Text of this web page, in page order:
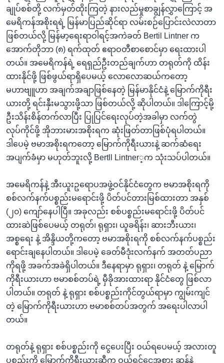
ချုပ်စစ်တို့ လက်မှတ်ထိုးကြတဲ့ နားလည်မှုစာချွန်လွှာကြောင့် အ
မေရိကန်အစိုးရရဲ့ မြန်မာပြည်ဆိုင်ရာ လမ်းစဉ်ပြောင်းလဲလာတာ
ဖြစ်တယ်လို့ မြန်မာ့ရေးရာဝါရင့်အကဲခတ် Bertil Lintner က
အောက်တိုဘာ (၈) ရက်ထုတ် ဧရာဝတီစာစောင်မှာ ရေးထားပါ
တယ်။ အမေရိကန်ရဲ့ ရေရှည်ဦးတည်ချက်ဟာ တရုတ်ကို ထိန်း
ထားနိုင်ဖို့ ဖြစ်ဖွယ်ရာရှိပေမယ့် လောလောဆယ်ကတော့
မဟာဗျူဟာ အချက်အချာဖြစ်နေတဲ့ မြန်မာနိုင်ငံနဲ့ မြောက်ကိုရီး
ယားတို့ ရင်းနှီးမသွားဖို့သာ ဖြစ်တယ်လို့ ဆိုပါတယ်။ ဒါကြောင့်မို့
ဦးသိန်းစိန်တက်လာပြီး ပြုပြင်ရေးလုပ်တဲ့အခါမှာ လက်တွဲ
လုပ်ကိုင်ဖို့ အိုဘားမားအစိုးရက ဆုံးဖြတ်တာဖြစ်ပုံရပါတယ်။
ဒါပေမဲ့ ဗမာအစိုးရကတော့ မြောက်ကိုရီးယားနဲ့ ဆက်ဆံရေး
အပျက်ခံမှာ မဟုတ်ဘူးလို့ Bertll Lintner့က သုံးသပ်ပါတယ်။
အမေရိကန်နဲ့ အီးယူးဥရောပအဖွဲ့ဝင်နိုင်ငံတွေက ဗမာအစိုးရကို
စစ်လက်နက်ပစ္စည်းမရောင်းဖို့ ပိတ်ပင်တားမြစ်ထားတာ အနှစ်
(၂၀) ကျော်နေပါပြီ။ အခုလည်း စစ်ပစ္စည်းမရောင်းဖို့ ပိတ်ပင်
ထားဆဲဖြစ်ပေမယ့် တရုတ်၊ ရုရှား၊ ယူခရိန်း၊ ဆားဘီးယား၊
အစ္စရေး နဲ့ အိန္ဒိယတို့ကတော့ ဗမာအစိုးရကို စစ်လက်နက်ပစ္စည်း
ရောင်းချနေပါတယ်။ ဒါပေမဲ့ ခေတ်မီဒုံးလက်နက် အတတ်ပညာ
ကိုရဖို့ အခက်အခဲရှိပါတယ်။ ဒီနေရာမှာ ရုရှား၊ တရုတ် နဲ့ မြောက်
ကိုရီးယားဟာ ဗမာစစ်တပ်ရဲ့ မှီခိုအားထားရာ နိုင်ငံတွေ ဖြစ်လာ
ပါတယ်။ တရုတ် နဲ့ ရုရှား စစ်ပစ္စည်းကိုင်တွယ်ရာမှာ ကျွမ်းကျင်
တဲ့ မြောက်ကိုရီးယားဟာ ဗမာစစ်တပ်အတွက် အရေးပါလာပါ
တယ်။
တရုတ်နဲ့ ရုရှား စစ်ပစ္စည်းကို ငွေပေးပြီး ဝယ်ရပေမယ့် အလားတူ
ပစ္စည်းကို မြောက်ကိုရီးယားဆီက ဝယ်ရင်ငွေအစား ဆန်နဲ့